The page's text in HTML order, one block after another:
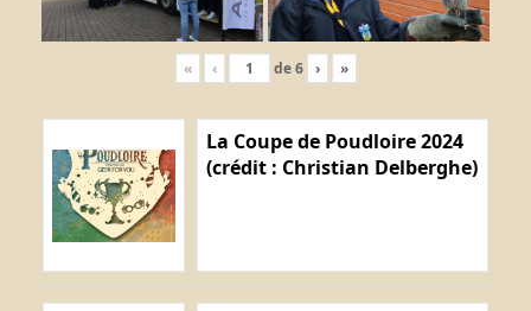
« ‹ de6 › »
La Coupe de Poudloire 2024
(crédit : Christian Delberghe)